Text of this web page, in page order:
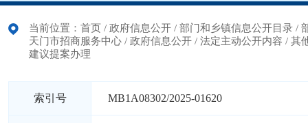
当前位置： 首页 / 政府信息公开 / 部门和乡镇信息公开目录 /
天门市招商服务中心 / 政府信息公开 / 法定主动公开内容 / 其
建议提案办理
索引号 MB1A08302/2025-01620